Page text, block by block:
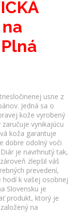
usne z
Jedná sa o
kože vyrobený
vynikajúcu
koža garantuje
dobre odolný voči
je navrhnutý tak,
zlepšil váš
prevedení,
k vašej osobnej
Slovensku je
produkt, ktorý je
na